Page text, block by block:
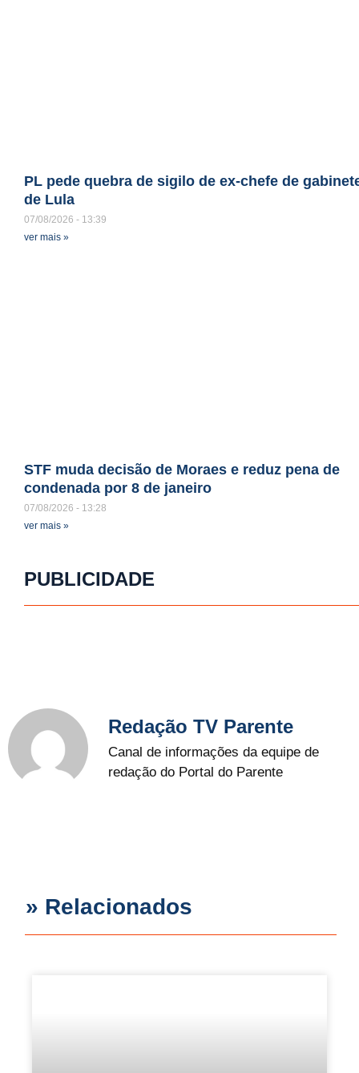
PL pede quebra de sigilo de ex-chefe de
de Lula
07/08/2026
13:39
ver mais »
STF muda decisão de Moraes e reduz pena de
condenada por 8 de janeiro
07/08/2026
13:28
ver mais »
PUBLICIDADE
Redação TV Parente
Canal de informações da equipe de
redação do Portal do Parente
» Relacionados